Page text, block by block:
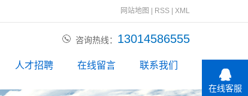
网站地图 RSS XML
咨询热线： 13014586555
人才招聘 在线留言 联系我们
在线客服